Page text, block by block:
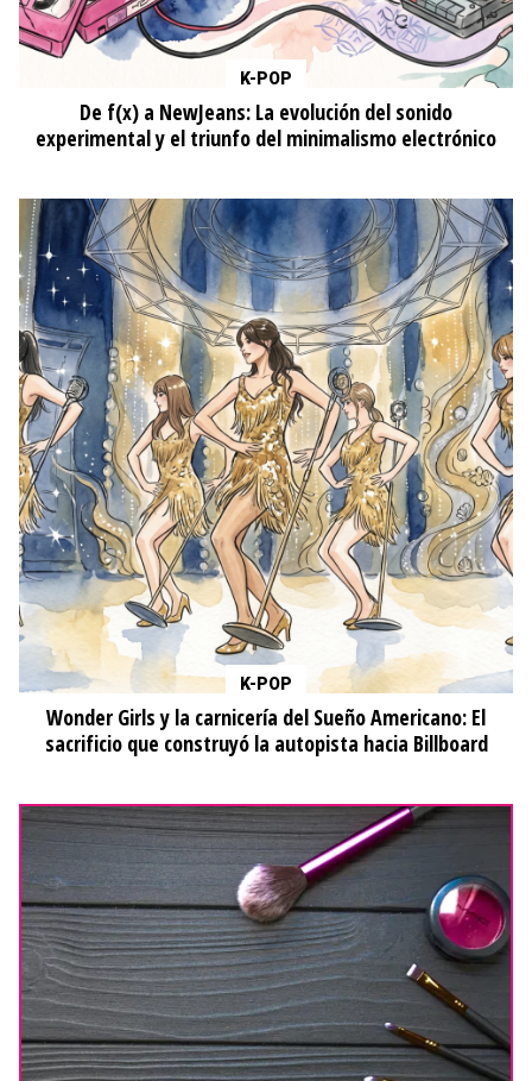
K-POP
De f(x) a NewJeans: La evolución del sonido
experimental y el triunfo del minimalismo electrónico
K-POP
Wonder Girls y la carnicería del Sueño Americano: El
sacrificio que construyó la autopista hacia Billboard